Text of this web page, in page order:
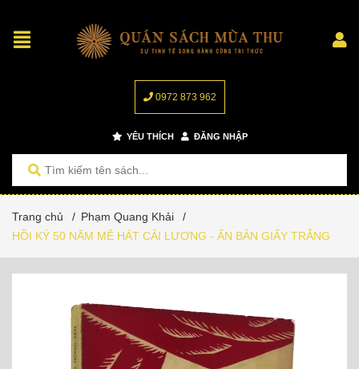
0972 873 962
YÊU THÍCH ĐĂNG NHẬP
Trang chủ / Phạm Quang Khải
/
HỒI KÝ 50 NĂM MÊ HÁT CẢI LƯƠNG - ẤN BẢN GIẤY TRẮNG